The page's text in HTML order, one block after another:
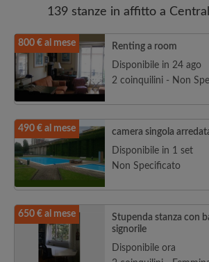
139 stanze in affitto a
800 € al mese
Renting a room
Disponibile in 24 ago
2 coinquilini - Non
490 € al mese
camera singola
Disponibile in 1 set
Non Specificato
650 € al mese
Stupenda stanza con
signorile
Disponibile ora